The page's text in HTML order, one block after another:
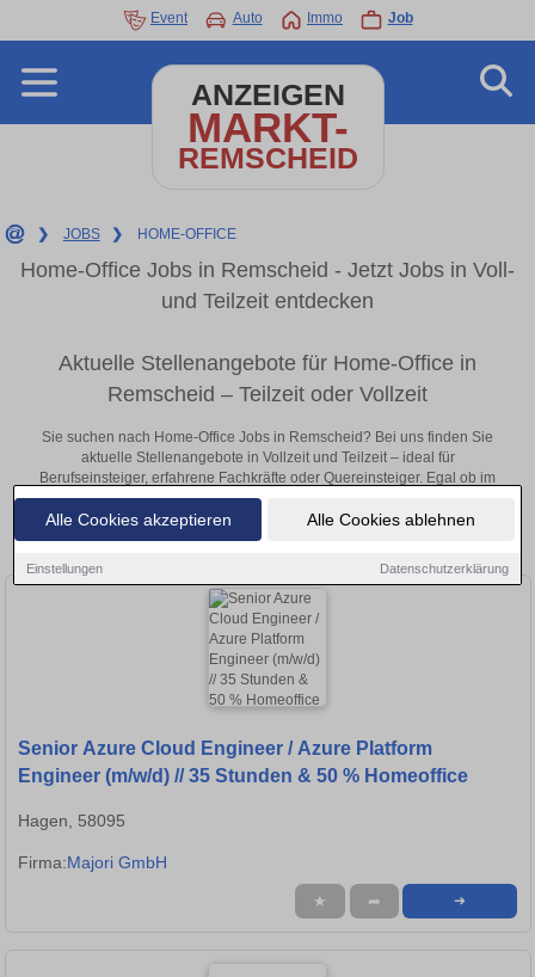
Alle Cookies akzeptieren Alle Cookies ablehnen
Einstellungen Datenschutzerklärung
Event Auto Immo Job
ANZEIGEN
MARKT-
REMSCHEID
❯ JOBS ❯ HOME-OFFICE
Home-Office Jobs in Remscheid - Jetzt Jobs in Voll-
und Teilzeit entdecken
Aktuelle Stellenangebote für Home-Office in
Remscheid – Teilzeit oder Vollzeit
Sie suchen nach Home-Office Jobs in Remscheid? Bei uns finden Sie
aktuelle Stellenangebote in Vollzeit und Teilzeit – ideal für
Berufseinsteiger, erfahrene Fachkräfte oder Quereinsteiger. Egal ob im
Büro, vor Ort oder remote: Entdecken Sie jetzt neue Chancen in Ihrer
Region und bewerben Sie sich direkt auf passende Home-Office-Stellen
in Remscheid!
Senior Azure Cloud Engineer / Azure Platform
Engineer (m/w/d) // 35 Stunden & 50 % Homeoffice
Hagen, 58095
Firma:Majori GmbH
★ ➦ ➜